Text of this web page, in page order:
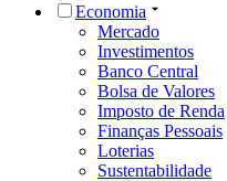
Economia
Mercado
Investimentos
Banco Central
Bolsa de Valores
Imposto de Renda
Finanças Pessoais
Loterias
Sustentabilidade